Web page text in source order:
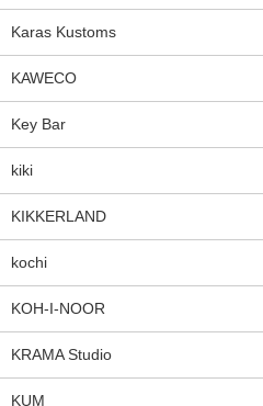
Karas Kustoms
KAWECO
Key Bar
kiki
KIKKERLAND
kochi
KOH-I-NOOR
KRAMA Studio
KUM